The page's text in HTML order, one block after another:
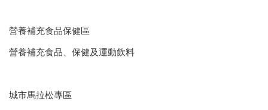
營養補充食品保健區
營養補充食品、保健及運動飲料
城市馬拉松專區